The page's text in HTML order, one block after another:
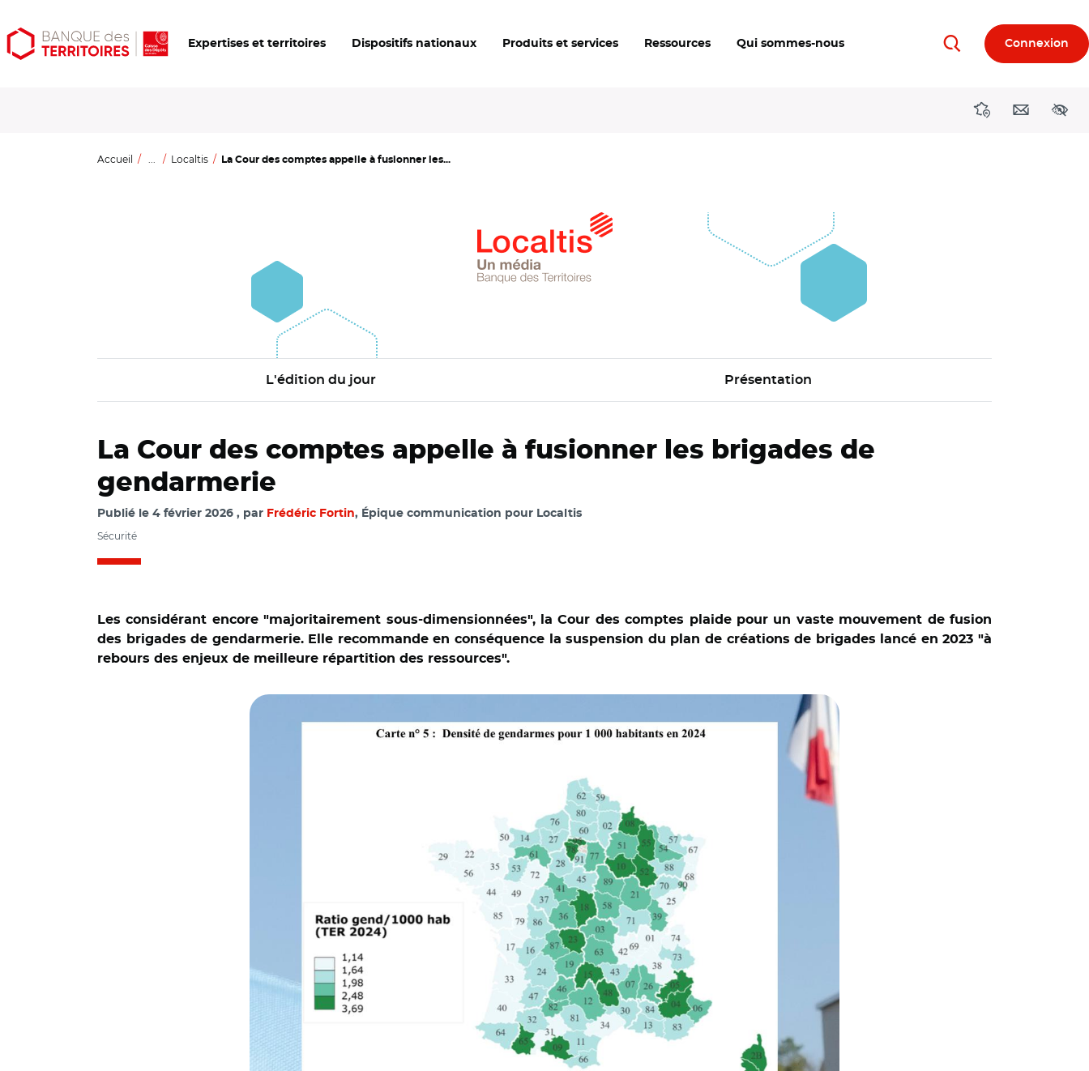
Aller
au
Aller
au
Ouvrir
les
Expertises et territoires Dispositifs nationaux Produits et services Ressources Qui sommes-nous RechercherConnexion
DirectionsContact
Accueil ... Localtis La Cour des comptes appelle à fusionner les...
L'édition du jour Présentation
La Cour des comptes appelle à fusionner les brigades de
gendarmerie
Publié le 4 février 2026 par Frédéric Fortin, Épique communication pour Localtis
Sécurité
Les considérant encore "majoritairement sous-dimensionnées", la Cour des comptes plaide pour un vaste mouvement de fusion
des brigades de gendarmerie. Elle recommande en conséquence la suspension du plan de créations de brigades lancé en 2023 "à
rebours des enjeux de meilleure répartition des ressources".